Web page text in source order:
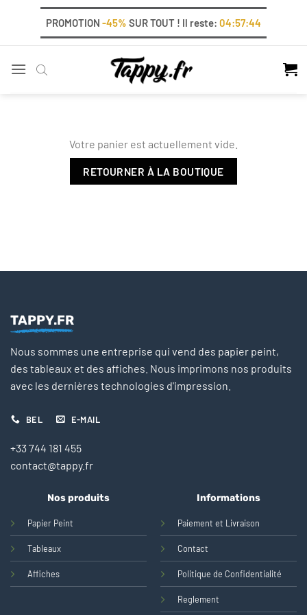
content
PROMOTION -45% SUR TOUT ! Il reste: 04:57:44
Votre panier est actuellement vide.
RETOURNER À LA BOUTIQUE
TAPPY.FR
Nous sommes une entreprise qui vend des papier peint,
des tableaux et des affiches. Nous imprimons nos produits
avec les dernières technologies d'impression.
BEL E-MAIL
+33 744 181 455
contact@tappy.fr
Nos produits
Papier Peint
Tableaux
Affiches
Informations
Paiement et Livraison
Contact
Politique de Confidentialité
Reglement